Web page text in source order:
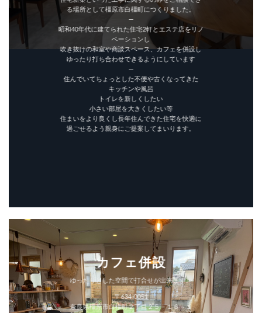
る場所として橿原市白橿町につくりました。
—
昭和40年代に建てられた住宅2軒とエステ店をリノ
ベーションし
吹き抜けの和室や商談スペース、カフェを併設し
ゆったり打ち合わせできるようにしています
—
住んでいてちょっとした不便や古くなってきた
キッチンや風呂
トイレを新しくしたい
小さい部屋を大きくしたい等
住まいをより良くし長年住んできた住宅を快適に
過ごせるよう親身にご提案してまいります。
カフェ併設
ゆったりとした空間で打合せが出来ます。
〒634-0051
奈良県橿原市白橿町２丁目２５－１６－１